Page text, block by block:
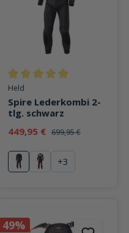
3 von 5 Sternen
Durchschnittliche Bewertung
Held
Spire Lederkombi 2-
tlg. schwarz
449,95 € 699,95 €
schwarz
rot
+3
49%